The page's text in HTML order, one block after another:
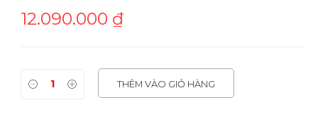
12.090.000 ₫
THÊM VÀO GIỎ HÀNG